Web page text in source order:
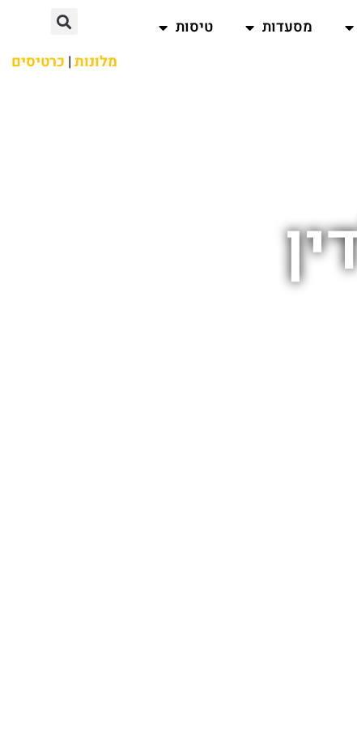
מסעדות
טיסות
מלונות| כרטיסים